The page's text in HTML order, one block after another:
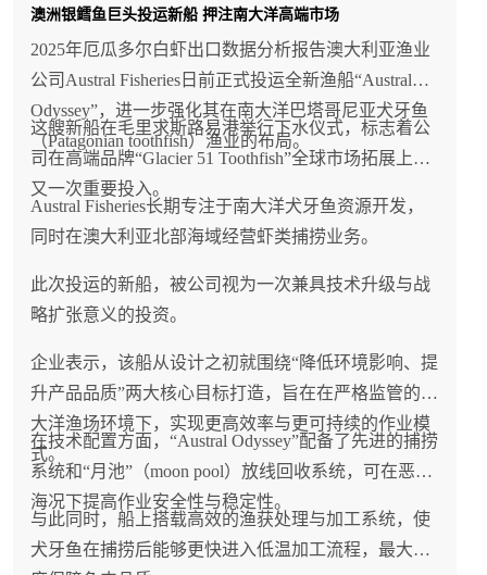
澳洲银鳕鱼巨头投运新船 押注南大洋高端市场
2025年厄瓜多尔白虾出口数据分析报告澳大利亚渔业
公司Austral Fisheries日前正式投运全新渔船“Austral
Odyssey”，进一步强化其在南大洋巴塔哥尼亚犬牙鱼
（Patagonian toothfish）渔业的布局。
这艘新船在毛里求斯路易港举行下水仪式，标志着公
司在高端品牌“Glacier 51 Toothfish”全球市场拓展上的
又一次重要投入。
Austral Fisheries长期专注于南大洋犬牙鱼资源开发，
同时在澳大利亚北部海域经营虾类捕捞业务。
此次投运的新船，被公司视为一次兼具技术升级与战
略扩张意义的投资。
企业表示，该船从设计之初就围绕“降低环境影响、提
升产品品质”两大核心目标打造，旨在在严格监管的南
大洋渔场环境下，实现更高效率与更可持续的作业模
式。
在技术配置方面，“Austral Odyssey”配备了先进的捕捞
系统和“月池”（moon pool）放线回收系统，可在恶劣
海况下提高作业安全性与稳定性。
与此同时，船上搭载高效的渔获处理与加工系统，使
犬牙鱼在捕捞后能够更快进入低温加工流程，最大程